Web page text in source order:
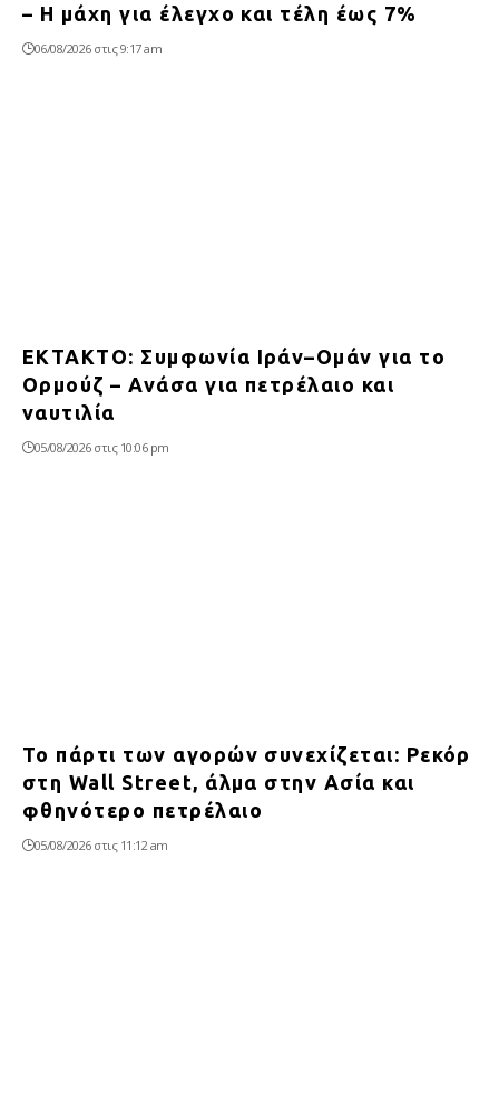
– Η μάχη για έλεγχο και τέλη έως 7%
06/08/2026 στις 9:17 am
ΕΚΤΑΚΤΟ: Συμφωνία Ιράν–Ομάν για το
Ορμούζ – Ανάσα για πετρέλαιο και
ναυτιλία
05/08/2026 στις 10:06 pm
Το πάρτι των αγορών συνεχίζεται: Ρεκόρ
στη Wall Street, άλμα στην Ασία και
φθηνότερο πετρέλαιο
05/08/2026 στις 11:12 am